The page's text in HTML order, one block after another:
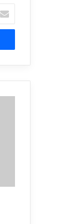
آدرس
ایمیل
خود
وارد